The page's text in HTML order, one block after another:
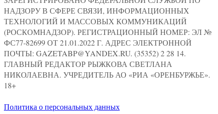
НАДЗОРУ В СФЕРЕ СВЯЗИ, ИНФОРМАЦИОННЫХ
ТЕХНОЛОГИЙ И МАССОВЫХ КОММУНИКАЦИЙ
(РОСКОМНАДЗОР). РЕГИСТРАЦИОННЫЙ НОМЕР: ЭЛ №
ФС77-82699 ОТ 21.01.2022 Г. АДРЕС ЭЛЕКТРОННОЙ
ПОЧТЫ: GAZETABP@YANDEX.RU. (35352) 2 28 14.
ГЛАВНЫЙ РЕДАКТОР РЫЖКОВА СВЕТЛАНА
НИКОЛАЕВНА. УЧРЕДИТЕЛЬ АО «РИА «ОРЕНБУРЖЬЕ».
18+
Политика о персональных данных